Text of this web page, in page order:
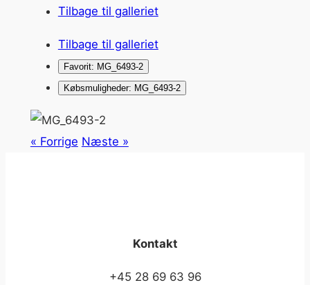
Tilbage til galleriet
Tilbage til galleriet
Favorit: MG_6493-2
Købsmuligheder: MG_6493-2
« Forrige Næste »
Kontakt
+45 28 69 63 96